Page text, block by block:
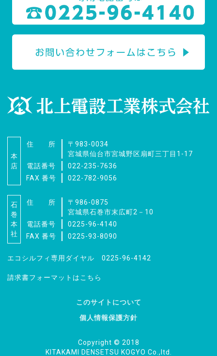
本
店
住 所
〒983-0034
宮城県仙台市宮城野区扇町三丁目1-17
電話番号
022-235-7636
FAX 番号
022-782-9056
石
巻
本
社
住 所
〒986-0875
宮城県石巻市末広町2－10
電話番号
0225-96-4140
FAX 番号
0225-93-8090
エコシルフィ専用ダイヤル 0225-96-4142
請求書フォーマットはこちら
このサイトについて
個人情報保護方針
Copyright © 2018
KITAKAMI DENSETSU KOGYO Co.,ltd.